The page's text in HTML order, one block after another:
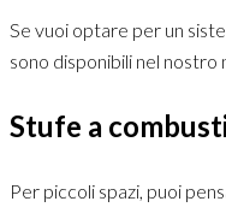
Se vuoi optare per un
sono disponibili nel nostro
Stufe a
Per piccoli spazi, puoi